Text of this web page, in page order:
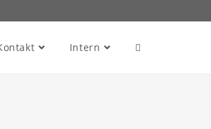
Intern Website-